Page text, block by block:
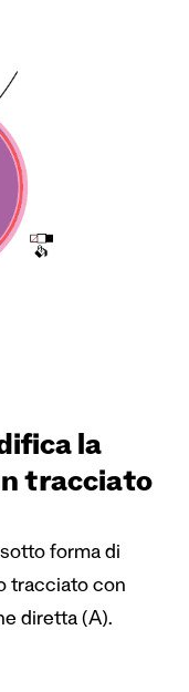
la
tracciato
forma di
tracciato con
diretta (A).